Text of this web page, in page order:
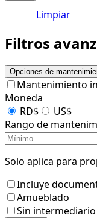
Limpiar
Filtros
Opciones de
Mantenimiento
Moneda
RD$
US$
Rango de
Solo aplica para
Incluye
Amueblado
Sin